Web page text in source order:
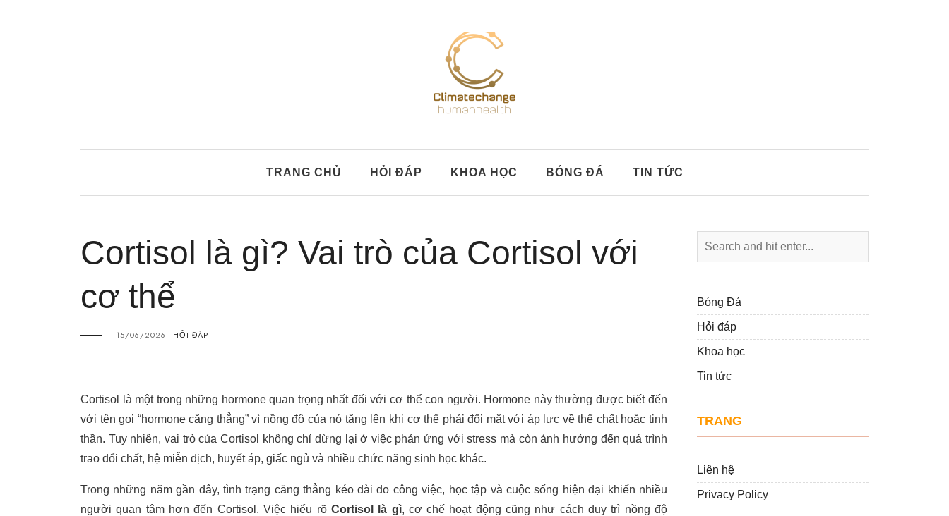
TRANG CHỦ HỎI ĐÁP KHOA HỌC BÓNG ĐÁ TIN TỨC
Cortisol là gì? Vai trò của Cortisol với
cơ thể
15/06/2026 HỎI ĐÁP
Cortisol là một trong những hormone quan trọng nhất đối với cơ thể con người. Hormone này thường được biết đến
với tên gọi “hormone căng thẳng” vì nồng độ của nó tăng lên khi cơ thể phải đối mặt với áp lực về thể chất hoặc tinh
thần. Tuy nhiên, vai trò của Cortisol không chỉ dừng lại ở việc phản ứng với stress mà còn ảnh hưởng đến quá trình
trao đổi chất, hệ miễn dịch, huyết áp, giấc ngủ và nhiều chức năng sinh học khác.
Trong những năm gần đây, tình trạng căng thẳng kéo dài do công việc, học tập và cuộc sống hiện đại khiến nhiều
người quan tâm hơn đến Cortisol. Việc hiểu rõ Cortisol là gì, cơ chế hoạt động cũng như cách duy trì nồng độ
Bóng Đá
Hỏi đáp
Khoa học
Tin tức
TRANG
Liên hệ
Privacy Policy